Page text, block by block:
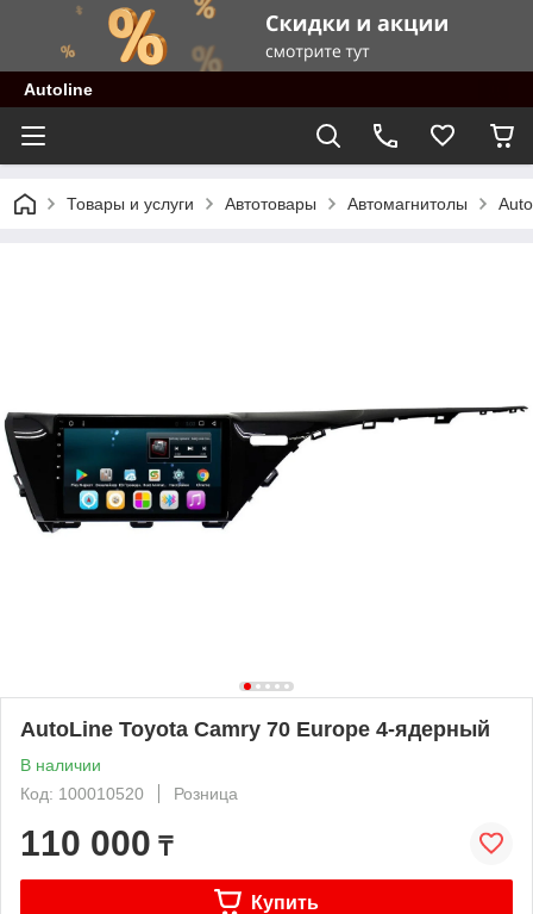
Autoline
Товары и услуги Автотовары Автомагнитолы
AutoLine Toyota Camry 70 Europe 4-ядерный
В наличии
Код: 100010520
Розница
110 000 ₸
Купить